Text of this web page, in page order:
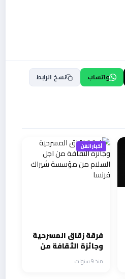
واتساب نسخ الرابط
أخبار الفن
فرقة زقاق المسرحية
وجائزة الثقافة من
اجل السلام من
مؤسسة شيراك
منذ 9 سنوات